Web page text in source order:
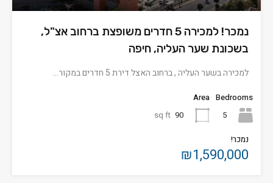
נמכר! למכירה 5 חדרים משופצת ברחוב אצ"ל,
בשכונת שער העליה, חיפה
למכירה בשער העליה , ברחוב האצל דירת 5 חדרים במקור…
Bedrooms
5
Area
90
sq ft
נמכר!
₪1,590,000